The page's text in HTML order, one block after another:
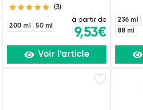
(3)
200 ml 50 ml
à partir de
9,53€
Voir l'article
236 ml
88 ml